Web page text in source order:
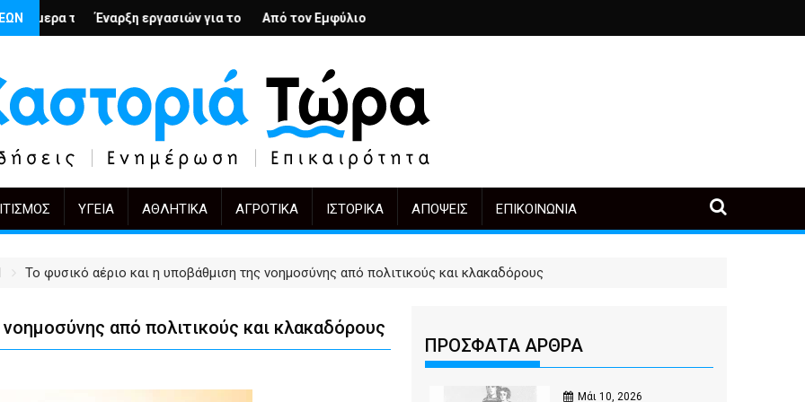
– Ο Άρμιν Βέγκνερ απέναντι στη λήθη
εργασιών για το Κέντρο Ημέρας Ολικής Φροντίδας στην Καστοριά
Από τον Εμφύλιο στην Πόλωση: το ίδιο έργο, άλλοι πρωταγωνιστές
KIFF 51: Η εικόνα μετά την αγορά
ΥΓΕΊΑ ΑΘΛΗΤΙΚΆ ΑΓΡΟΤΙΚΆ ΙΣΤΟΡΙΚΆ ΑΠΌΨΕΙΣ ΕΠΙΚΟΙΝΩΝΊΑ
Το φυσικό αέριο και η υποβάθμιση της νοημοσύνης από πολιτικούς και κλακαδόρους
από πολιτικούς και κλακαδόρους
ΠΡΟΣΦΑΤΑ ΑΡΘΡΑ
Μάι 10, 2026